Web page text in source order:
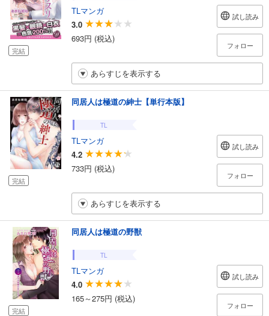
完結
TLマンガ
3.0
693円 (税込)
試し読み
フォロー
あらすじを表示する
完結
同居人は極道の紳士【単行本版】
TL
TLマンガ
4.2
733円 (税込)
試し読み
フォロー
あらすじを表示する
完結
同居人は極道の野獣
TL
TLマンガ
4.0
165～275円 (税込)
試し読み
フォロー